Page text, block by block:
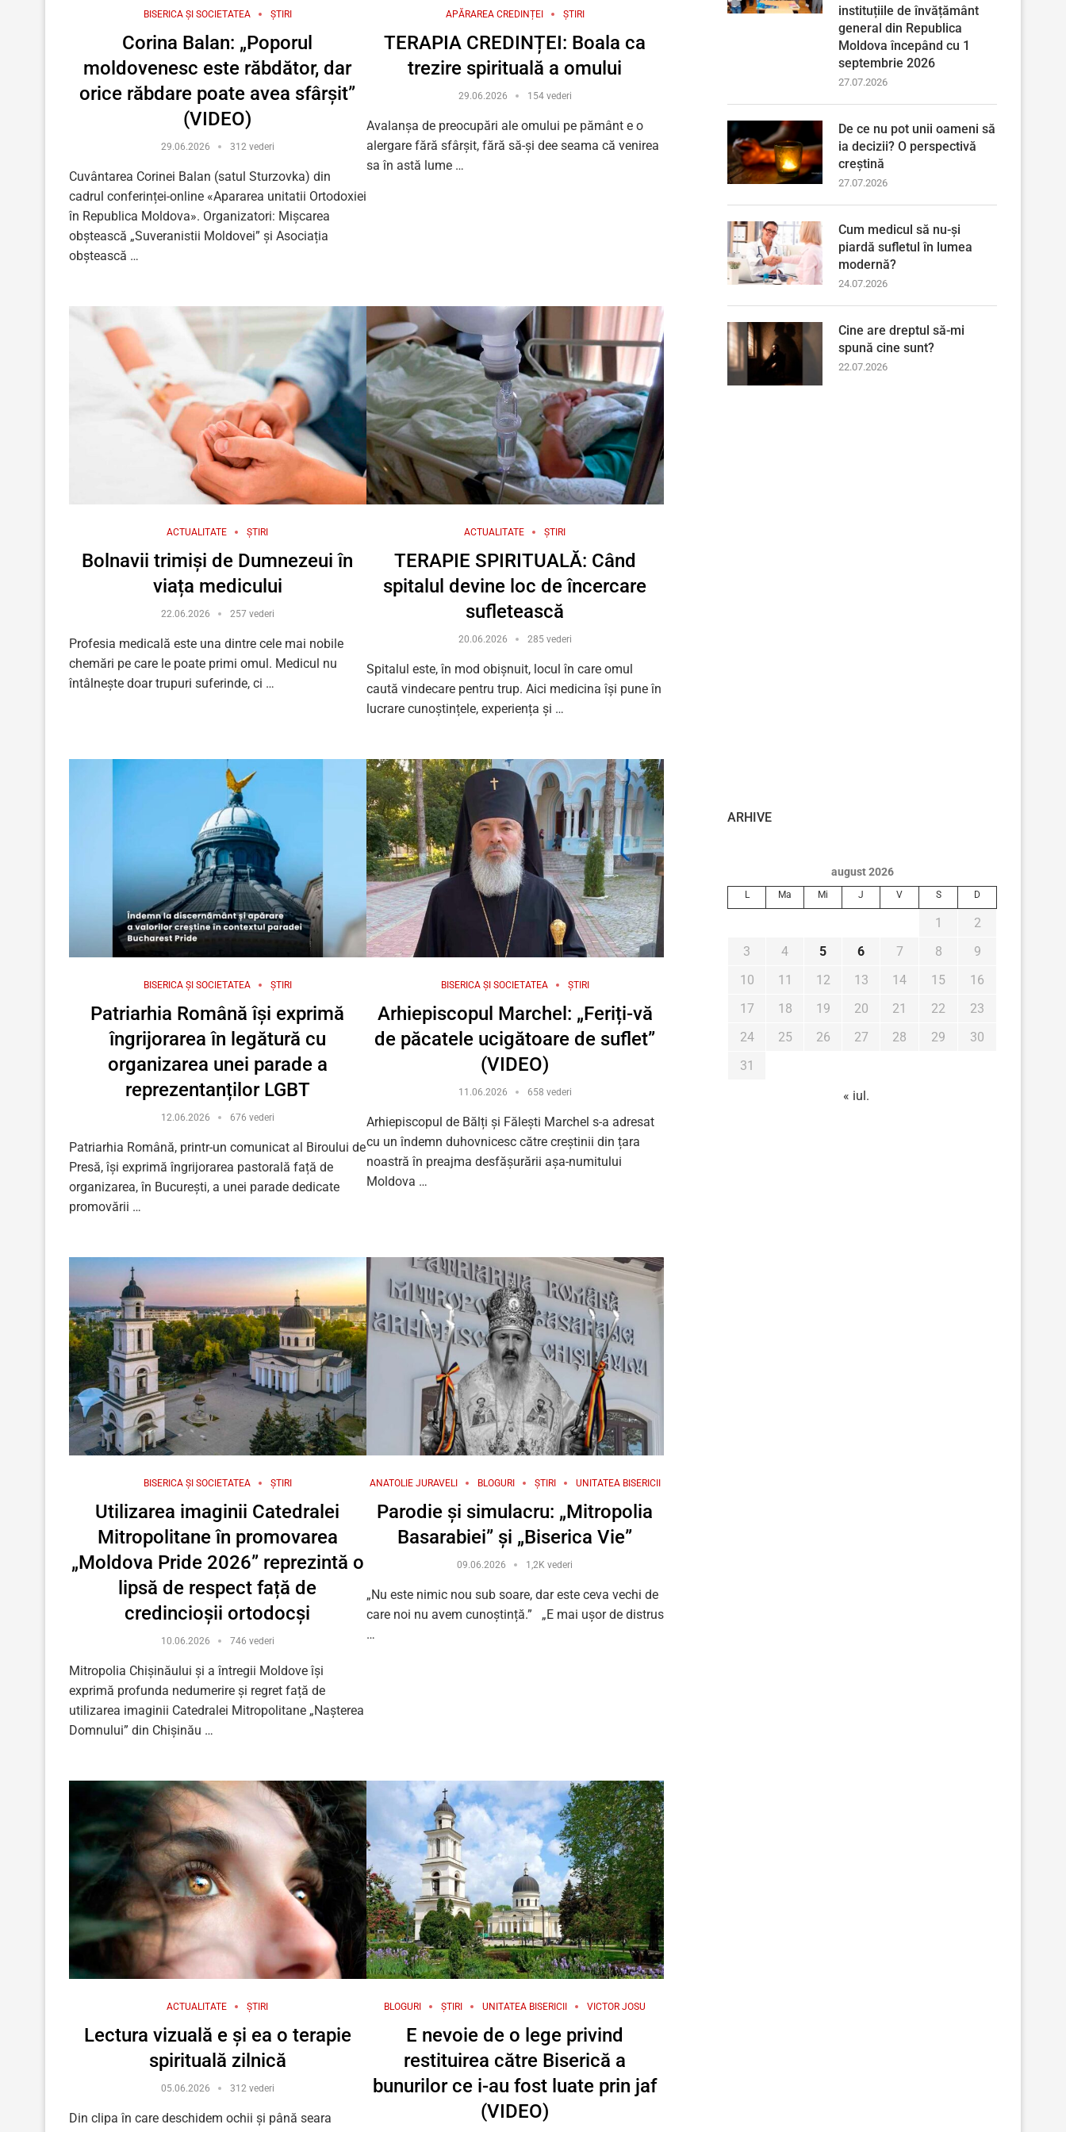
BISERICA ȘI SOCIETATEA ȘTIRI
Corina Balan: „Poporul
moldovenesc este răbdător, dar
orice răbdare poate avea sfârșit”
(VIDEO)
29.06.2026 312 vederi
Cuvântarea Corinei Balan (satul Sturzovka) din
cadrul conferinței-online «Apararea unitatii Ortodoxiei
în Republica Moldova». Organizatori: Mișcarea
obștească „Suveranistii Moldovei” și Asociația
obștească …
APĂRAREA CREDINȚEI ȘTIRI
TERAPIA CREDINȚEI: Boala ca
trezire spirituală a omului
29.06.2026 154 vederi
Avalanșa de preocupări ale omului pe pământ e o
alergare fără sfârșit, fără să-și dee seama că venirea
sa în astă lume …
ACTUALITATE ȘTIRI
Bolnavii trimiși de Dumnezeui în
viața medicului
22.06.2026 257 vederi
Profesia medicală este una dintre cele mai nobile
chemări pe care le poate primi omul. Medicul nu
întâlnește doar trupuri suferinde, ci …
ACTUALITATE ȘTIRI
TERAPIE SPIRITUALĂ: Când
spitalul devine loc de încercare
sufletească
20.06.2026 285 vederi
Spitalul este, în mod obișnuit, locul în care omul
caută vindecare pentru trup. Aici medicina își pune în
lucrare cunoștințele, experiența și …
BISERICA ȘI SOCIETATEA ȘTIRI
Patriarhia Română își exprimă
îngrijorarea în legătură cu
organizarea unei parade a
reprezentanților LGBT
12.06.2026 676 vederi
Patriarhia Română, printr-un comunicat al Biroului de
Presă, își exprimă îngrijorarea pastorală față de
organizarea, în București, a unei parade dedicate
promovării …
BISERICA ȘI SOCIETATEA ȘTIRI
Arhiepiscopul Marchel: „Feriți-vă
de păcatele ucigătoare de suflet”
(VIDEO)
11.06.2026 658 vederi
Arhiepiscopul de Bălți și Fălești Marchel s-a adresat
cu un îndemn duhovnicesc către creștinii din țara
noastră în preajma desfășurării așa-numitului
Moldova …
BISERICA ȘI SOCIETATEA ȘTIRI
Utilizarea imaginii Catedralei
Mitropolitane în promovarea
„Moldova Pride 2026” reprezintă o
lipsă de respect față de
credincioșii ortodocși
10.06.2026 746 vederi
Mitropolia Chișinăului și a întregii Moldove își
exprimă profunda nedumerire și regret față de
utilizarea imaginii Catedralei Mitropolitane „Nașterea
Domnului” din Chișinău …
ANATOLIE JURAVELI BLOGURI ȘTIRI UNITATEA BISERICII
Parodie și simulacru: „Mitropolia
Basarabiei” și „Biserica Vie”
09.06.2026 1,2K vederi
„Nu este nimic nou sub soare, dar este ceva vechi de
care noi nu avem cunoștință.” „E mai ușor de distrus
…
ACTUALITATE ȘTIRI
Lectura vizuală e și ea o terapie
spirituală zilnică
05.06.2026 312 vederi
Din clipa în care deschidem ochii și până seara
BLOGURI ȘTIRI UNITATEA BISERICII VICTOR JOSU
E nevoie de o lege privind
restituirea către Biserică a
bunurilor ce i-au fost luate prin jaf
(VIDEO)
instituțiile de învățământ
general din Republica
Moldova începând cu 1
septembrie 2026
27.07.2026
De ce nu pot unii oameni să
ia decizii? O perspectivă
creștină
27.07.2026
Cum medicul să nu-și
piardă sufletul în lumea
modernă?
24.07.2026
Cine are dreptul să-mi
spună cine sunt?
22.07.2026
ARHIVE
august 2026
L Ma Mi J V S D
1
2
3
4 5 6 7 8
9
10
11 12 13 14 15
16
17
18 19 20 21 22
23
24
25 26 27 28 29
30
31
« iul.